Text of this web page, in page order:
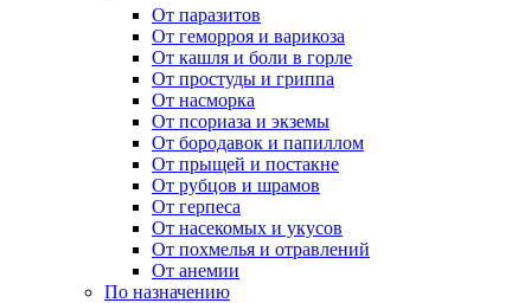
От паразитов
Oт геморроя и варикоза
От кашля и боли в горле
От простуды и гриппа
От насморка
Oт псориаза и экземы
От бородавок и папиллом
От прыщей и постакне
От рубцов и шрамов
От герпеса
От насекомых и укусов
От похмелья и отравлений
От анемии
По назначению